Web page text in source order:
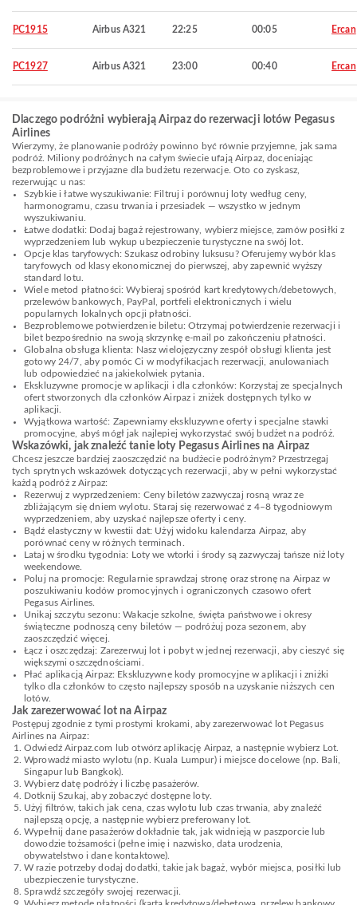
PC1915 Airbus A321 22:25 00:05 Ercan
PC1927 Airbus A321 23:00 00:40 Ercan
Dlaczego podróżni wybierają Airpaz do rezerwacji lotów Pegasus
Airlines
Wierzymy, że planowanie podróży powinno być równie przyjemne, jak sama
podróż. Miliony podróżnych na całym świecie ufają Airpaz, doceniając
bezproblemowe i przyjazne dla budżetu rezerwacje. Oto co zyskasz,
rezerwując u nas:
Szybkie i łatwe wyszukiwanie: Filtruj i porównuj loty według ceny,
harmonogramu, czasu trwania i przesiadek — wszystko w jednym
wyszukiwaniu.
Łatwe dodatki: Dodaj bagaż rejestrowany, wybierz miejsce, zamów posiłki z
wyprzedzeniem lub wykup ubezpieczenie turystyczne na swój lot.
Opcje klas taryfowych: Szukasz odrobiny luksusu? Oferujemy wybór klas
taryfowych od klasy ekonomicznej do pierwszej, aby zapewnić wyższy
standard lotu.
Wiele metod płatności: Wybieraj spośród kart kredytowych/debetowych,
przelewów bankowych, PayPal, portfeli elektronicznych i wielu
popularnych lokalnych opcji płatności.
Bezproblemowe potwierdzenie biletu: Otrzymaj potwierdzenie rezerwacji i
bilet bezpośrednio na swoją skrzynkę e-mail po zakończeniu płatności.
Globalna obsługa klienta: Nasz wielojęzyczny zespół obsługi klienta jest
gotowy 24/7, aby pomóc Ci w modyfikacjach rezerwacji, anulowaniach
lub odpowiedzieć na jakiekolwiek pytania.
Ekskluzywne promocje w aplikacji i dla członków: Korzystaj ze specjalnych
ofert stworzonych dla członków Airpaz i zniżek dostępnych tylko w
aplikacji.
Wyjątkowa wartość: Zapewniamy ekskluzywne oferty i specjalne stawki
promocyjne, abyś mógł jak najlepiej wykorzystać swój budżet na podróż.
Wskazówki, jak znaleźć tanie loty Pegasus Airlines na Airpaz
Chcesz jeszcze bardziej zaoszczędzić na budżecie podróżnym? Przestrzegaj
tych sprytnych wskazówek dotyczących rezerwacji, aby w pełni wykorzystać
każdą podróż z Airpaz:
Rezerwuj z wyprzedzeniem: Ceny biletów zazwyczaj rosną wraz ze
zbliżającym się dniem wylotu. Staraj się rezerwować z 4–8 tygodniowym
wyprzedzeniem, aby uzyskać najlepsze oferty i ceny.
Bądź elastyczny w kwestii dat: Użyj widoku kalendarza Airpaz, aby
porównać ceny w różnych terminach.
Lataj w środku tygodnia: Loty we wtorki i środy są zazwyczaj tańsze niż loty
weekendowe.
Poluj na promocje: Regularnie sprawdzaj stronę oraz stronę na Airpaz w
poszukiwaniu kodów promocyjnych i ograniczonych czasowo ofert
Pegasus Airlines.
Unikaj szczytu sezonu: Wakacje szkolne, święta państwowe i okresy
świąteczne podnoszą ceny biletów — podróżuj poza sezonem, aby
zaoszczędzić więcej.
Łącz i oszczędzaj: Zarezerwuj lot i pobyt w jednej rezerwacji, aby cieszyć się
większymi oszczędnościami.
Płać aplikacją Airpaz: Ekskluzywne kody promocyjne w aplikacji i zniżki
tylko dla członków to często najlepszy sposób na uzyskanie niższych cen
lotów.
Jak zarezerwować lot na Airpaz
Postępuj zgodnie z tymi prostymi krokami, aby zarezerwować lot Pegasus
Airlines na Airpaz:
Odwiedź Airpaz.com lub otwórz aplikację Airpaz, a następnie wybierz Lot.
Wprowadź miasto wylotu (np. Kuala Lumpur) i miejsce docelowe (np. Bali,
Singapur lub Bangkok).
Wybierz datę podróży i liczbę pasażerów.
Dotknij Szukaj, aby zobaczyć dostępne loty.
Użyj filtrów, takich jak cena, czas wylotu lub czas trwania, aby znaleźć
najlepszą opcję, a następnie wybierz preferowany lot.
Wypełnij dane pasażerów dokładnie tak, jak widnieją w paszporcie lub
dowodzie tożsamości (pełne imię i nazwisko, data urodzenia,
obywatelstwo i dane kontaktowe).
W razie potrzeby dodaj dodatki, takie jak bagaż, wybór miejsca, posiłki lub
ubezpieczenie turystyczne.
Sprawdź szczegóły swojej rezerwacji.